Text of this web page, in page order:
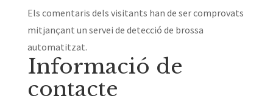
Els comentaris dels visitants han de ser comprovats
mitjançant un servei de detecció de brossa
automatitzat.
Informació de
contacte